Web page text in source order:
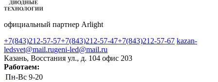
официальный партнер Arlight
+7(843)212-57-57+7(843)212-57-47+7(843)212-57-67 kazan-
ledsvet@mail.rugeni-led@mail.ru
Казань, Восстания ул., д. 104 офис 203
Работаем:
Пн-Вс 9-20